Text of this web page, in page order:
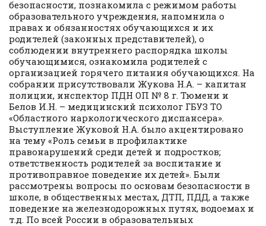
безопасности, познакомила с режимом работы
образовательного учреждения, напомнила о
правах и обязанностях обучающихся и их
родителей (законных представителей), о
соблюдении внутреннего распорядка школы
обучающимися, ознакомила родителей с
организацией горячего питания обучающихся. На
собрании присутствовали Жукова Н.А. – капитан
полиции, инспектор ПДН ОП № 8 г. Тюмени и
Белов И.Н. – медицинский психолог ГБУЗ ТО
«Областного наркологического диспансера».
Выступление Жуковой Н.А. было акцентировано
на тему «Роль семьи в профилактике
правонарушений среди детей и подростков;
ответственность родителей за воспитание и
противоправное поведение их детей». Были
рассмотрены вопросы по основам безопасности в
школе, в общественных местах, ДТП, ПДД, а также
поведение на железнодорожных путях, водоемах и
т.д. По всей России в образовательных